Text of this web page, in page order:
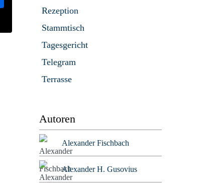
Rezeption
Stammtisch
Tagesgericht
Telegram
Terrasse
Autoren
Alexander Fischbach
Alexander H. Gusovius